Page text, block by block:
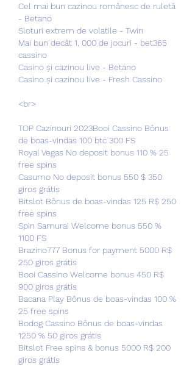
Cel mai bun cazinou românesc de ruletă
- Betano
Sloturi extrem de volatile - Twin
Mai bun decât 1, 000 de jocuri - bet365
cassino
Casino și cazinou live - Betano
Casino și cazinou live - Fresh Cassino
<br>
TOP Cazinouri 2023Booi Cassino Bônus
de boas-vindas 100 btc 300 FS
Royal Vegas No deposit bonus 110 % 25
free spins
Casumo No deposit bonus 550 $ 350
giros grátis
Bitslot Bônus de boas-vindas 125 R$ 250
free spins
Spin Samurai Welcome bonus 550 %
1100 FS
Brazino777 Bonus for payment 5000 R$
250 giros grátis
Booi Cassino Welcome bonus 450 R$
900 giros grátis
Bacana Play Bônus de boas-vindas 100 %
25 free spins
Bodog Cassino Bônus de boas-vindas
1250 % 50 giros grátis
Bitslot Free spins & bonus 5000 R$ 200
giros grátis